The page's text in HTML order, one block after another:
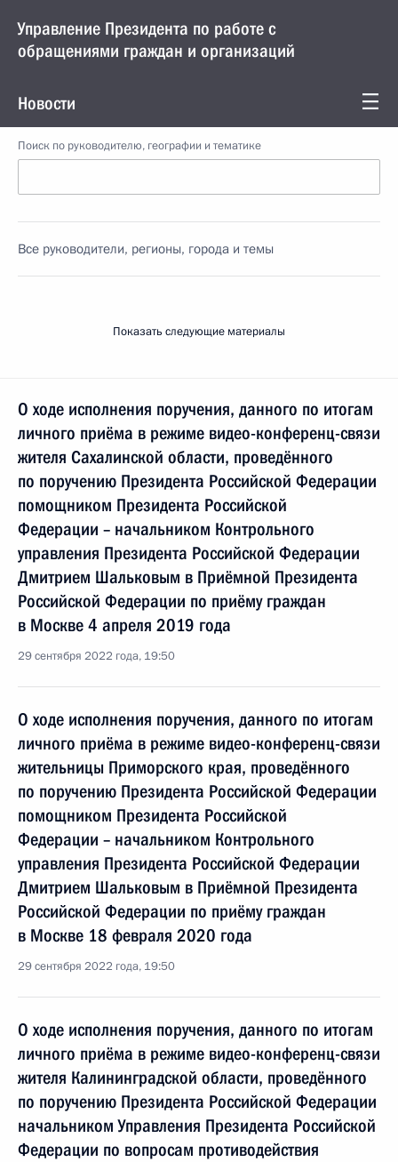
Управление Президента по работе с
обращениями граждан и организаций
Новости
Поиск по руководителю, географии и тематике
Все руководители, регионы, города и темы
Показать следующие материалы
О ходе исполнения поручения, данного по итогам
личного приёма в режиме видео-конференц-связи
жителя Сахалинской области, проведённого
по поручению Президента Российской Федерации
помощником Президента Российской
Федерации – начальником Контрольного
управления Президента Российской Федерации
Дмитрием Шальковым в Приёмной Президента
Российской Федерации по приёму граждан
в Москве 4 апреля 2019 года
29 сентября 2022 года, 19:50
О ходе исполнения поручения, данного по итогам
личного приёма в режиме видео-конференц-связи
жительницы Приморского края, проведённого
по поручению Президента Российской Федерации
помощником Президента Российской
Федерации – начальником Контрольного
управления Президента Российской Федерации
Дмитрием Шальковым в Приёмной Президента
Российской Федерации по приёму граждан
в Москве 18 февраля 2020 года
29 сентября 2022 года, 19:50
О ходе исполнения поручения, данного по итогам
личного приёма в режиме видео-конференц-связи
жителя Калининградской области, проведённого
по поручению Президента Российской Федерации
начальником Управления Президента Российской
Федерации по вопросам противодействия